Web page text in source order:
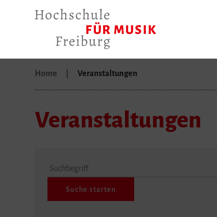
Home Veranstaltungen
Veranstaltungen
Suchbegriff